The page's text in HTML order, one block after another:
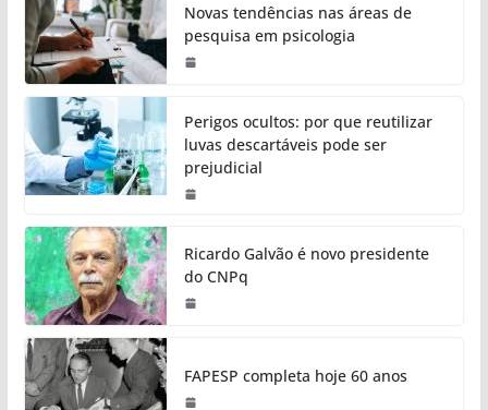
Novas tendências nas áreas de
pesquisa em psicologia
Perigos ocultos: por que reutilizar
luvas descartáveis pode ser
prejudicial
Ricardo Galvão é novo presidente
do CNPq
FAPESP completa hoje 60 anos